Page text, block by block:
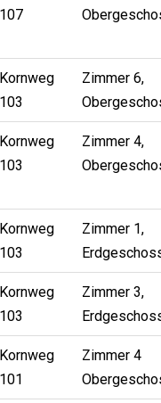
107
Kornweg
103
Zimmer 6,
Kornweg
103
Zimmer 4,
Kornweg
103
Zimmer 1,
Kornweg
103
Zimmer 3,
Kornweg
101
Zimmer 4